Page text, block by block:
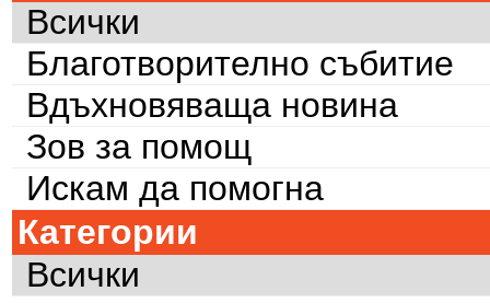
Всички
Благотворително събитие
Вдъхновяваща новина
Зов за помощ
Искам да помогна
Категории
Всички